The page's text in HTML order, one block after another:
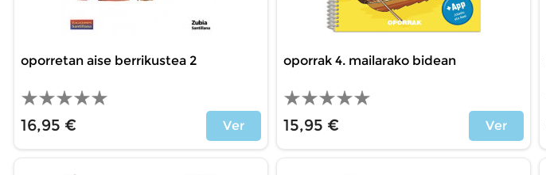
oporretan aise berrikustea 2
16,95 € Ver
oporrak 4. mailarako bidean
15,95 € Ver